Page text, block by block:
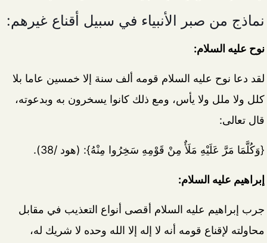
نماذج من صبر الأنبياء في سبيل أقناع غيرهم:
نوح عليه السلام:
لقد دعا نوح عليه السلام قومه ألف سنة إلا خمسين عاما بلا
كلل ولا ملل ولا يأس، ومع ذلك كانوا يسخرون به وبدعوته،
قال تعالى:
{وَكُلَّمَا مَرَّ عَلَيْهِ مَلَأٌ مِنْ قَوْمِهِ سَخِرُوا مِنْهُ}: (هود /38).
إبراهيم عليه السلام:
جرب إبراهيم عليه السلام أقصى أنواع التعذيب في مقابل
محاولته لإقناع قومه أنه لا إله إلا الله وحده لا شريك له،